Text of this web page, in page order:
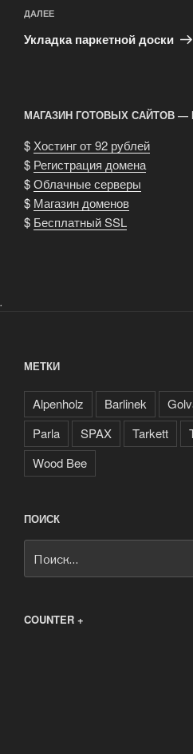
Следующая
запись
ДАЛЕЕ
Укладка паркетной доски
МАГАЗИН ГОТОВЫХ САЙТОВ —
$Хостинг от 92 рублей
$ Регистрация домена
$Облачные серверы
$ Магазин доменов
$ Бесплатный SSL
.
МЕТКИ
Alpenholz Barlinek
Parla
SPAX Tarkett
Wood Bee
ПОИСК
COUNTER +